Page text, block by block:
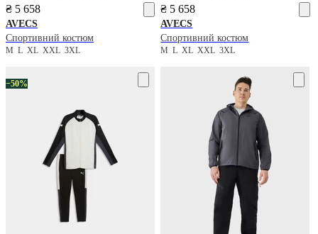
₴ 5 658
AVECS
Спортивний костюм
M L XL XXL 3XL
₴ 5 658
AVECS
Спортивний костюм
MLXLXXL3XL
−50%